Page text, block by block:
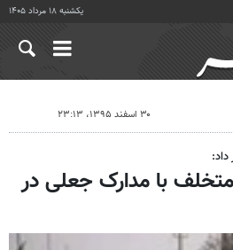
یکشنبه ۱۸ مرداد ۱۴۰۵
۳۰ اسفند ۱۳۹۵، ۲۳:۱۳
راننده متخلف با مدارک جعلی در